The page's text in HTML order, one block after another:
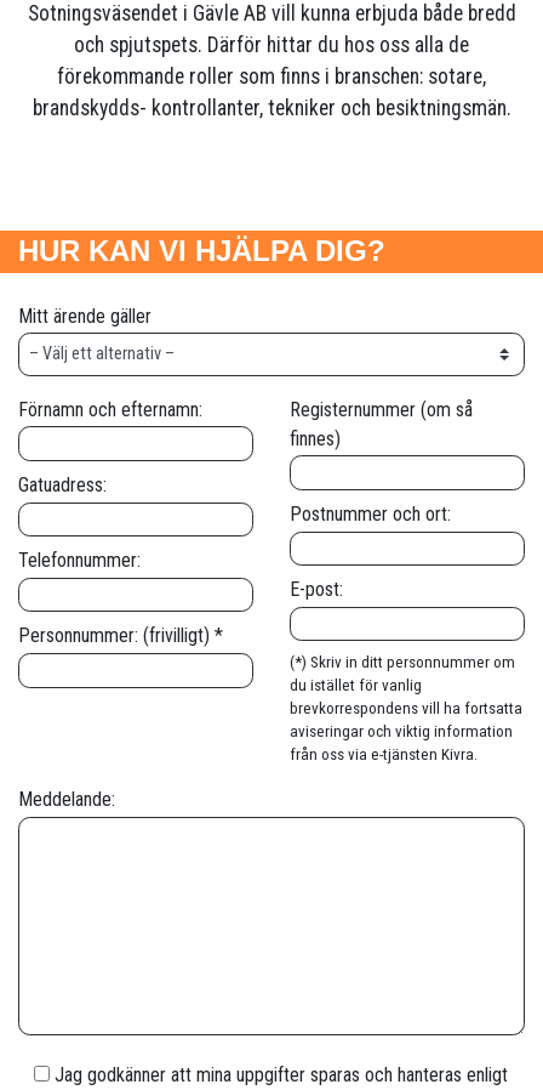
Sotningsväsendet i Gävle AB vill kunna erbjuda både bredd
och spjutspets. Därför hittar du hos oss alla de
förekommande roller som finns i branschen: sotare,
brandskydds- kontrollanter, tekniker och besiktningsmän.
HUR KAN VI HJÄLPA DIG?
Mitt ärende gäller
Förnamn och efternamn:
Gatuadress:
Telefonnummer:
Personnummer: (frivilligt) *
Registernummer (om så
finnes)
Postnummer och ort:
E-post:
(*) Skriv in ditt personnummer om
du istället för vanlig
brevkorrespondens vill ha fortsatta
aviseringar och viktig information
från oss via e-tjänsten Kivra.
Meddelande:
Jag godkänner att mina uppgifter sparas och hanteras enligt